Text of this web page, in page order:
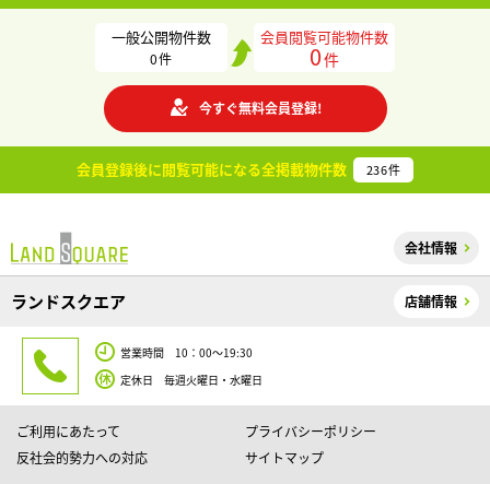
一般公開物件数
0件
会員閲覧可能物件数
0件
今すぐ無料会員登録!
会員登録後に閲覧可能になる全掲載物件数 236件
会社情報
ランドスクエア 店舗情報
営業時間 10：00～19:30
定休日 毎週火曜日・水曜日
ご利用にあたって
プライバシーポリシー
反社会的勢力への対応
サイトマップ